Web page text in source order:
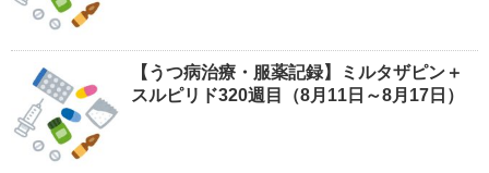
【うつ病治療・服薬記録】ミルタザピン＋
スルピリド320週目（8月11日～8月17日）